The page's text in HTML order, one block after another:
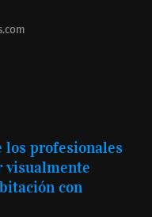
los profesionales
visualmente
con